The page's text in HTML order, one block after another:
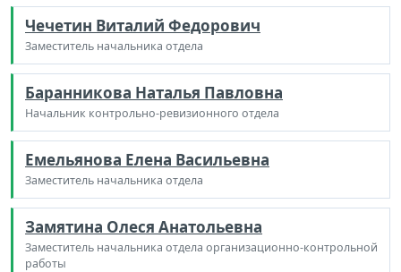
Чечетин Виталий Федорович
Заместитель начальника отдела
Баранникова Наталья Павловна
Начальник контрольно-ревизионного отдела
Емельянова Елена Васильевна
Заместитель начальника отдела
Замятина Олеся Анатольевна
Заместитель начальника отдела организационно-контрольной
работы